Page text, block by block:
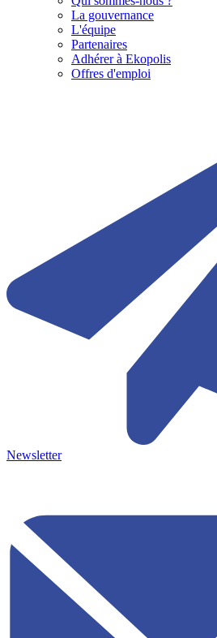
La gouvernance
L'équipe
Partenaires
Adhérer à Ekopolis
Offres d'emploi
Newsletter